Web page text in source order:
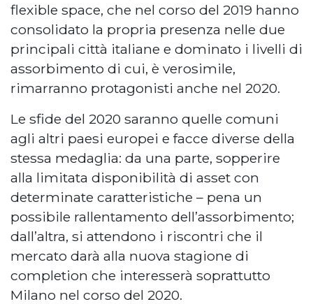
flexible space, che nel corso del 2019 hanno
consolidato la propria presenza nelle due
principali città italiane e dominato i livelli di
assorbimento di cui, è verosimile,
rimarranno protagonisti anche nel 2020.
Le sfide del 2020 saranno quelle comuni
agli altri paesi europei e facce diverse della
stessa medaglia: da una parte, sopperire
alla limitata disponibilità di asset con
determinate caratteristiche – pena un
possibile rallentamento dell’assorbimento;
dall’altra, si attendono i riscontri che il
mercato darà alla nuova stagione di
completion che interesserà soprattutto
Milano nel corso del 2020.